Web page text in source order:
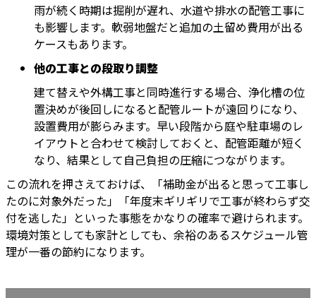
雨が続く時期は掘削が遅れ、水道や排水の配管工事に
も影響します。軟弱地盤だと追加の土留め費用が出る
ケースもあります。
他の工事との段取り調整
建て替えや外構工事と同時進行する場合、浄化槽の位
置決めが後回しになると配管ルートが遠回りになり、
設置費用が膨らみます。早い段階から庭や駐車場のレ
イアウトと合わせて検討しておくと、配管距離が短く
なり、結果として自己負担の圧縮につながります。
この流れを押さえておけば、「補助金が出ると思って工事し
たのに対象外だった」「年度末ギリギリで工事が終わらず交
付を逃した」といった事態をかなりの確率で避けられます。
環境対策としても家計としても、余裕のあるスケジュール管
理が一番の節約になります。